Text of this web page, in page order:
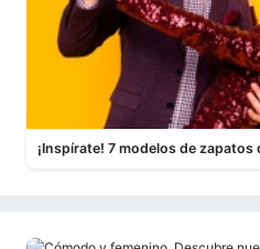
¡Inspírate! 7 modelos de